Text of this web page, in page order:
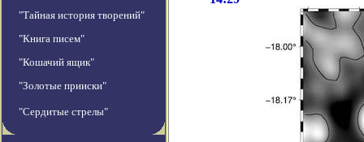
"Тайная история творений"
"Книга писем"
"Кошачий ящик"
"Золотые прииски"
"Сердитые стрелы"